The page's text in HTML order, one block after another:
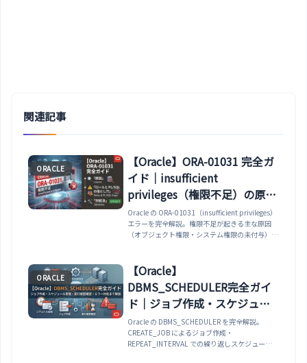
関連記事
ORACLE
【Oracle】ORA-01031 完全ガ
イド｜insufficient
privileges（権限不足）の原
因・ロールと PL/SQL の落と
し穴・対処法まで解説
Oracle の ORA-01031（insufficient privileges）
エラーを完全解説。権限不足が起きる主な原因
（オブジェクト権限・システム権限の未付与）・
EXECUTE IMMEDIATE や動的 SQL でのよくある
ORA-01031 のパターン・USER_SYS_PRIVS /
USER_TAB_PRIVS / SESSION_PRIVS で現在の権
限を確認する方法・GRANT 文でオブジェクト権
限・システム権限を付与する手順まで実例で解説
します。
ORACLE
【Oracle】
DBMS_SCHEDULER完全ガイ
ド｜ジョブ作成・スケジュー
ル管理・実行履歴確認・エラ
ー対処まで解説
Oracle の DBMS_SCHEDULER を完全解説。
CREATE_JOB によるジョブ作成・
REPEAT_INTERVAL での繰り返しスケジュール指